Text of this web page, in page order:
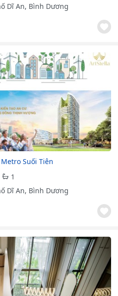
Dĩ An, Bình Dương
Suối Tiên
1
Dĩ An, Bình Dương